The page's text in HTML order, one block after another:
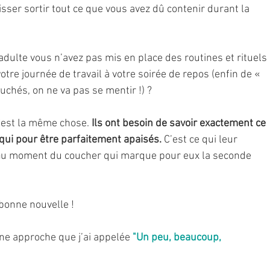
sortir tout ce que vous avez dû contenir durant la
vous n’avez pas mis en place des routines et rituels
journée de travail à votre soirée de repos (enfin de «
on ne va pas se mentir !) ?
la même chose. Ils ont besoin de savoir exactement ce
pour être parfaitement apaisés. C’est ce qui leur
moment du coucher qui marque pour eux la seconde
nouvelle !
approche que j’ai appelée "Un peu, beaucoup,